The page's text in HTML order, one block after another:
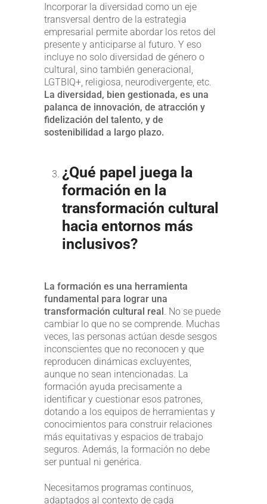
Incorporar la diversidad como un eje
transversal dentro de la estrategia
empresarial permite abordar los retos del
presente y anticiparse al futuro. Y eso
incluye no solo diversidad de género o
cultural, sino también generacional,
LGTBIQ+, religiosa, neurodivergente, etc.
La diversidad, bien gestionada, es una
palanca de innovación, de atracción y
fidelización del talento, y de
sostenibilidad a largo plazo.
¿Qué papel juega la
formación en la
transformación cultural
hacia entornos más
inclusivos?
La formación es una herramienta
fundamental para lograr una
transformación cultural real. No se puede
cambiar lo que no se comprende. Muchas
veces, las personas actúan desde sesgos
inconscientes que no reconocen y que
reproducen dinámicas excluyentes,
aunque no sean intencionadas. La
formación ayuda precisamente a
identificar y cuestionar esos patrones,
dotando a los equipos de herramientas y
conocimientos para construir relaciones
más equitativas y espacios de trabajo
seguros. Además, la formación no debe
ser puntual ni genérica.
Necesitamos programas continuos,
adaptados al contexto de cada